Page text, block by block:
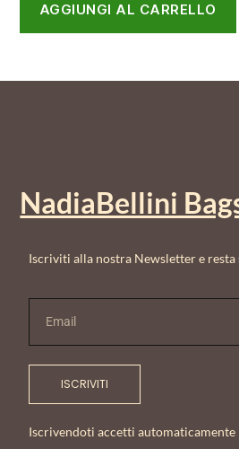
AGGIUNGI AL CARRELLO
NadiaBellini
Iscriviti alla nostra Newsletter e resta
ISCRIVITI
Iscrivendoti accetti automaticamente